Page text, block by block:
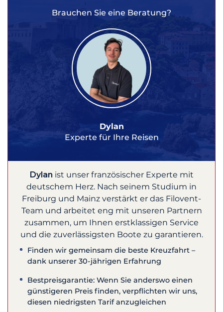
Brauchen Sie eine Beratung?
Dylan
Experte für Ihre Reisen
Dylan ist unser französischer Experte mit
deutschem Herz. Nach seinem Studium in
Freiburg und Mainz verstärkt er das Filovent-
Team und arbeitet eng mit unseren Partnern
zusammen, um Ihnen erstklassigen Service
und die zuverlässigsten Boote zu garantieren.
Finden wir gemeinsam die beste Kreuzfahrt –
dank unserer 30-jährigen Erfahrung
Bestpreisgarantie: Wenn Sie anderswo einen
günstigeren Preis finden, verpflichten wir uns,
diesen niedrigsten Tarif anzugleichen